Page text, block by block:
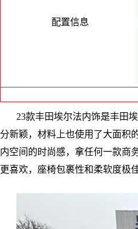
配置信息
23款丰田埃尔法内饰是丰田
分新颖，材料上也使用了大面积
内空间的时尚感，拿任何一款商
更喜欢，座椅包裹性和柔软度极